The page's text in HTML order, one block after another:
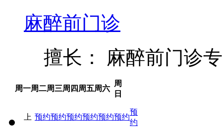
麻醉前门诊
擅长： 麻醉前门诊
周一周二周三周四 周五周六
周
日
上 预约预约预约预约预约预约
预
约